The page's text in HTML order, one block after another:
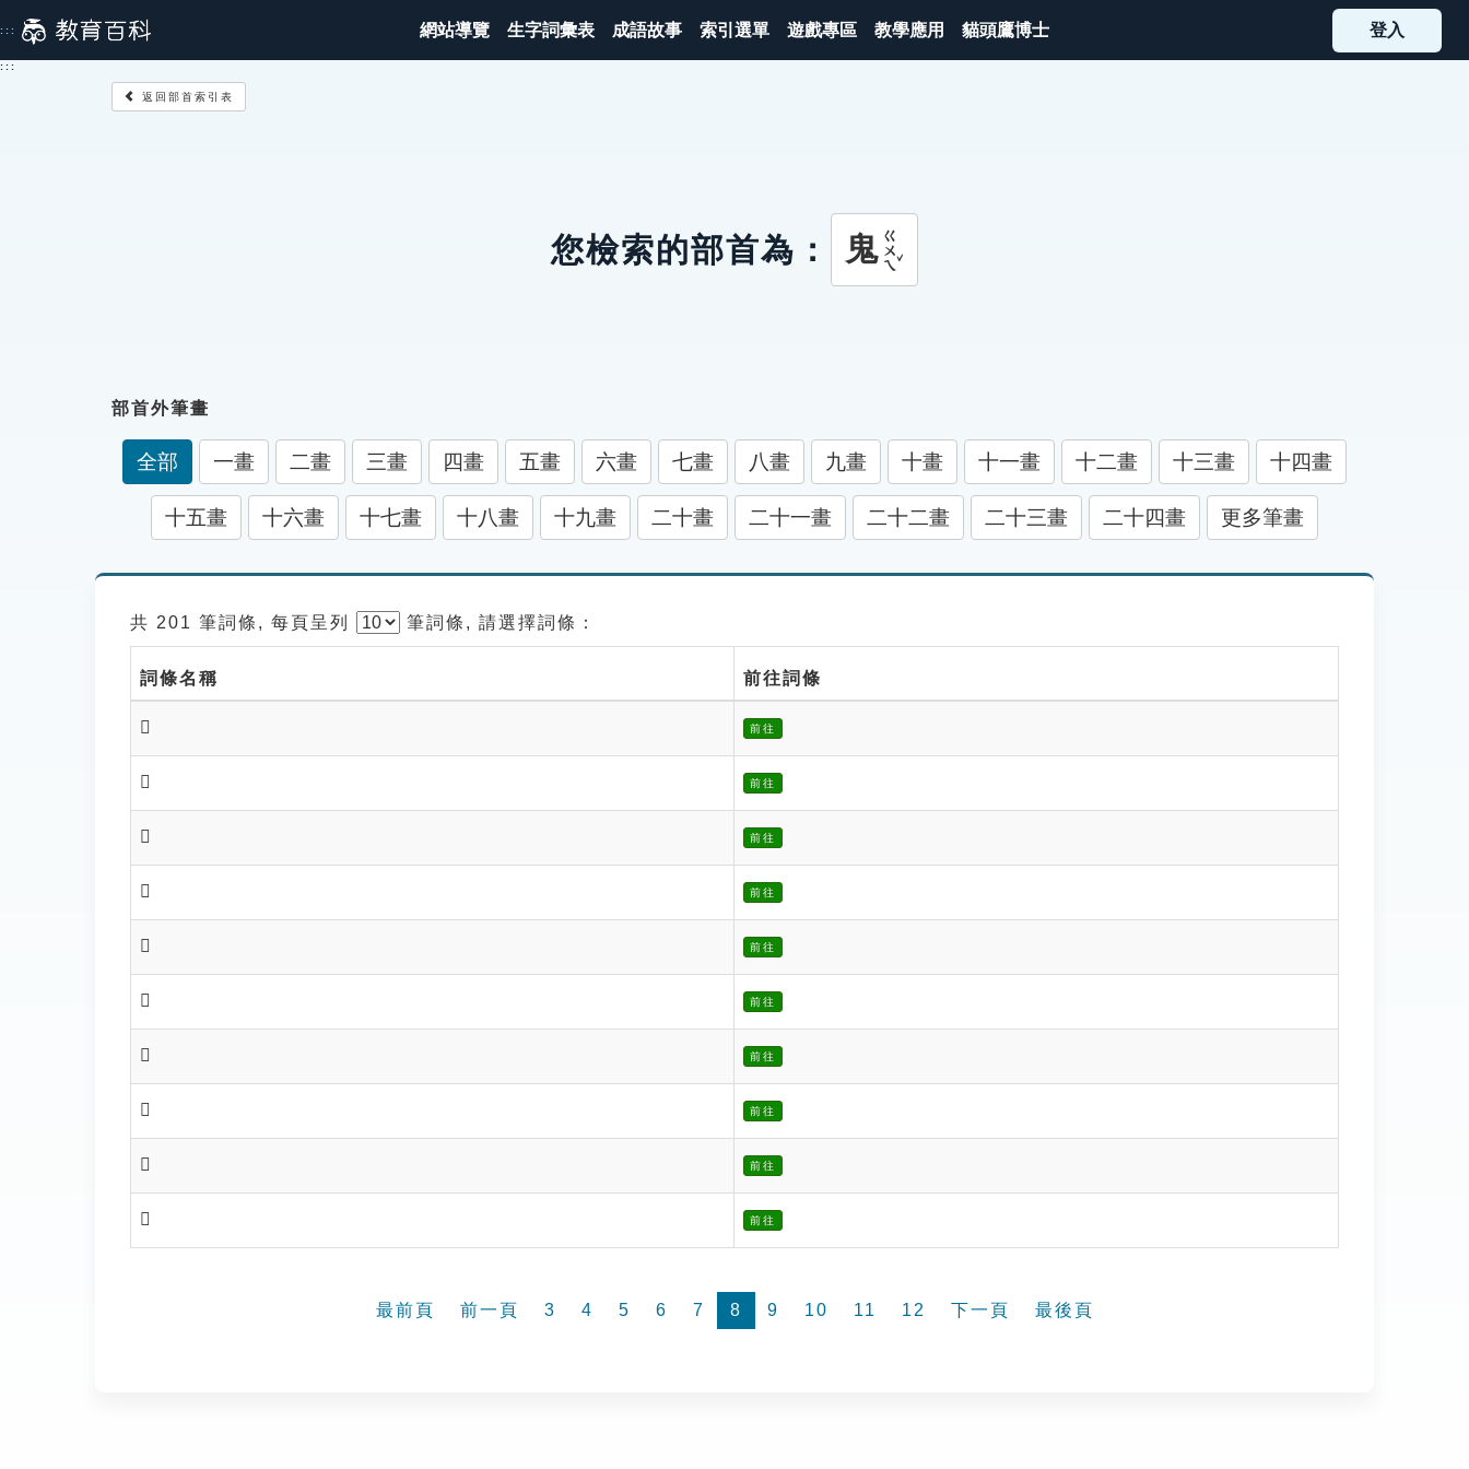
到
主
::: 網站導覽 生字詞彙表 成語故事 索引選單 遊戲專區 教學應用 貓頭鷹博士 登入
:::
返回部首索引表
您檢索的部首為： 鬼ㄍㄨㄟˇ
部首外筆畫
全部 一畫 二畫 三畫 四畫 五畫 六畫 七畫 八畫 九畫 十畫 十一畫 十二畫 十三畫 十四畫
十五畫 十六畫 十七畫 十八畫 十九畫 二十畫 二十一畫 二十二畫 二十三畫 二十四畫 更多筆畫
共 201 筆詞條, 每頁呈列 筆詞條, 請選擇詞條：
詞條名稱 前往詞條
𩲙 前往
𩲚 前往
𩲛 前往
𩲜 前往
𩲝 前往
𩲞 前往
𩲡 前往
𩲢 前往
𩲣 前往
𩲥 前往
最前頁 前一頁 3 4 5 6 7 8 9 10 11 12 下一頁 最後頁